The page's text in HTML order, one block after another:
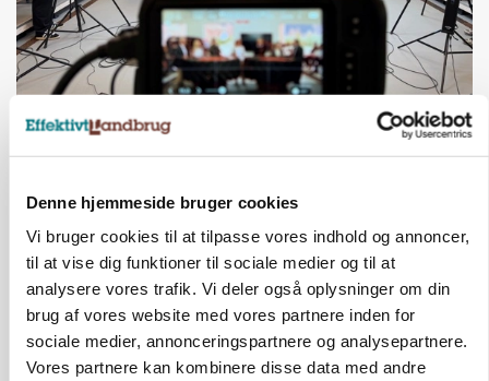
Denne hjemmeside bruger cookies
Vi bruger cookies til at tilpasse vores indhold og annoncer,
til at vise dig funktioner til sociale medier og til at
analysere vores trafik. Vi deler også oplysninger om din
brug af vores website med vores partnere inden for
sociale medier, annonceringspartnere og analysepartnere.
Vores partnere kan kombinere disse data med andre
BUSINESS
Ejer eller medejer? Nyt tv-format udfordrer
Loading...